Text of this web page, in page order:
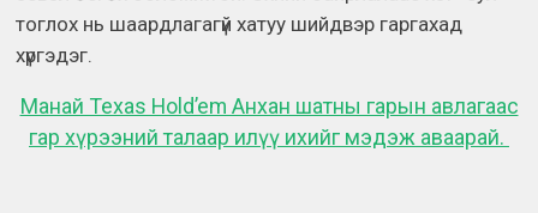
тоглох нь шаардлагагүй хатуу шийдвэр гаргахад
хүргэдэг.
Манай Texas Hold’em Анхан шатны гарын авлагаас
гар хүрээний талаар илүү ихийг мэдэж аваарай.